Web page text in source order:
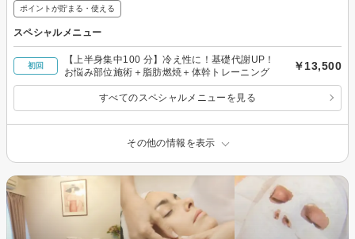
ポイントが貯まる・使える
スペシャルメニュー
初回
【上半身集中100 分】冷え性に！基礎代謝UP！
お悩み部位施術＋脂肪燃焼＋体幹トレーニング
￥13,500
すべてのスペシャルメニューを見る
その他の情報を表示